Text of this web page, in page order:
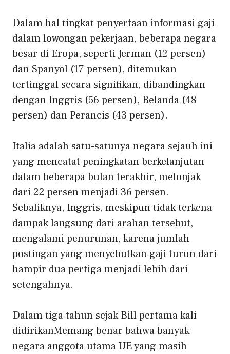
Dalam hal tingkat penyertaan informasi gaji
dalam lowongan pekerjaan, beberapa negara
besar di Eropa, seperti Jerman (12 persen)
dan Spanyol (17 persen), ditemukan
tertinggal secara signifikan, dibandingkan
dengan Inggris (56 persen), Belanda (48
persen) dan Perancis (43 persen).
Italia adalah satu-satunya negara sejauh ini
yang mencatat peningkatan berkelanjutan
dalam beberapa bulan terakhir, melonjak
dari 22 persen menjadi 36 persen.
Sebaliknya, Inggris, meskipun tidak terkena
dampak langsung dari arahan tersebut,
mengalami penurunan, karena jumlah
postingan yang menyebutkan gaji turun dari
hampir dua pertiga menjadi lebih dari
setengahnya.
Dalam tiga tahun sejakBill pertama kali
didirikanMemang benar bahwa banyak
negara anggota utama UE yang masih